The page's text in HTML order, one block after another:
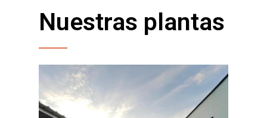
Nuestras plantas